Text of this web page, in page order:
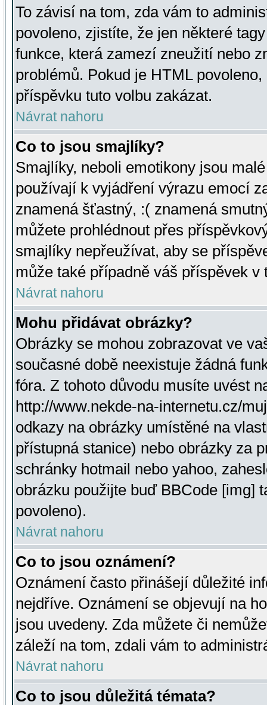
To závisí na tom, zda vám to
povoleno, zjistíte, že jen některé
funkce, která zamezí zneužití nebo
problémů. Pokud je HTML
příspěvku tuto volbu zakázat.
Návrat nahoru
Co to jsou smajlíky?
Smajlíky, neboli emotikony jsou
používají k vyjádření výrazu emocí
znamená šťastný, :( znamená
můžete prohlédnout přes
smajlíky nepřeužívat, aby se
může také případně váš příspěvek v
Návrat nahoru
Mohu přidávat obrázky?
Obrázky se mohou zobrazovat ve
současné době neexistuje žádná
fóra. Z tohoto důvodu musíte uvést
http://www.nekde-na-internetu.cz/
odkazy na obrázky umístěné na
přístupná stanice) nebo obrázky za
schránky hotmail nebo yahoo,
obrázku použijte buď BBCode [img]
povoleno).
Návrat nahoru
Co to jsou oznámení?
Oznámení často přinášejí důležité
nejdříve. Oznámení se objevují na
jsou uvedeny. Zda můžete či
záleží na tom, zdali vám to
Návrat nahoru
Co to jsou důležitá témata?